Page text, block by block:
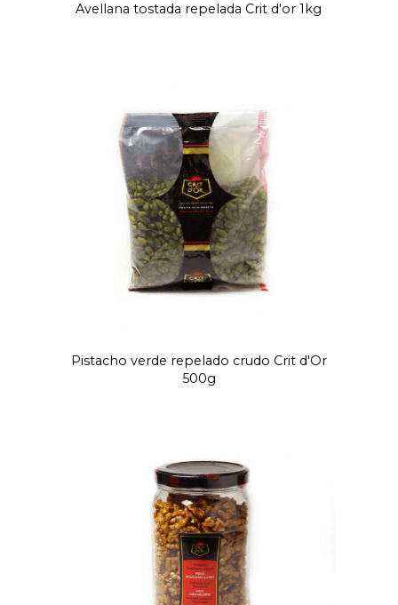
Avellana tostada repelada Crit d'or 1kg
Pistacho verde repelado crudo Crit d'Or
500g